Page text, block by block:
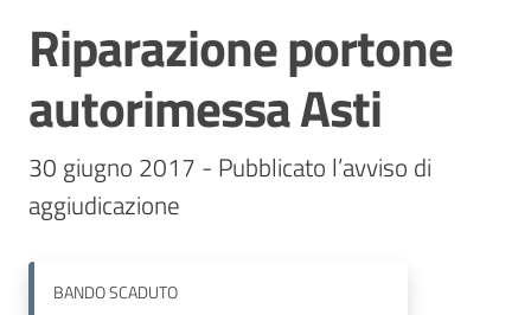
Stazioni
appaltanti
Contatti
Salta al contenuto
Riparazione portone
autorimessa Asti
30 giugno 2017 - Pubblicato l’avviso di
BANDOSCADUTO